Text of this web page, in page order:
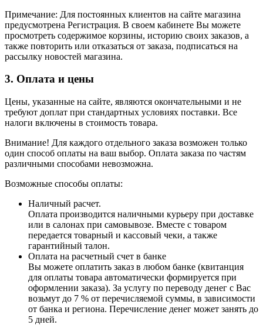
Примечание: Для постоянных клиентов на сайте магазина
предусмотрена Регистрация. В своем кабинете Вы можете
просмотреть содержимое корзины, историю своих заказов, а
также повторить или отказаться от заказа, подписаться на
рассылку новостей магазина.
3. Оплата и цены
Цены, указанные на сайте, являются окончательными и не
требуют доплат при стандартных условиях поставки. Все
налоги включены в стоимость товара.
Внимание! Для каждого отдельного заказа возможен только
один способ оплаты на ваш выбор. Оплата заказа по частям
различными способами невозможна.
Возможные способы оплаты:
Наличный расчет.
Оплата производится наличными курьеру при доставке
или в салонах при самовывозе. Вместе с товаром
передается товарный и кассовый чеки, а также
гарантийный талон.
Оплата на расчетный счет в банке
Вы можете оплатить заказ в любом банке (квитанция
для оплаты товара автоматически формируется при
оформлении заказа). За услугу по переводу денег с Вас
возьмут до 7 % от перечисляемой суммы, в зависимости
от банка и региона. Перечисление денег может занять до
5 дней.